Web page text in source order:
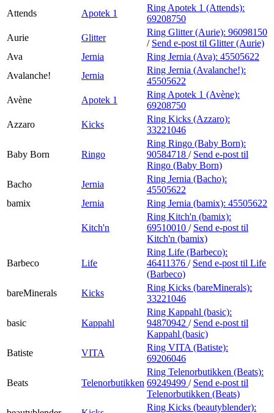
Attends
Apotek 1
Ring Apotek 1 (Attends):
69208750
Aurie
Glitter
Ring Glitter (Aurie): 96098150
/ Send e-post til Glitter (Aurie)
Ava
Jernia Ring Jernia (Ava): 45505622
Avalanche!
Jernia
Ring Jernia (Avalanche!):
45505622
Avène
Apotek 1
Ring Apotek 1 (Avène):
69208750
Azzaro
Kicks
Ring Kicks (Azzaro):
33221046
Baby Born Ringo
Ring Ringo (Baby Born):
90584718 / Send e-post til
Ringo (Baby Born)
Bacho
Jernia
Ring Jernia (Bacho):
45505622
bamix
Jernia Ring Jernia (bamix): 45505622
Kitch'n
Ring Kitch'n (bamix):
69510010 / Send e-post til
Kitch'n (bamix)
Barbeco Life
Ring Life (Barbeco):
46411376 / Send e-post til Life
(Barbeco)
bareMinerals
Kicks
Ring Kicks (bareMinerals):
33221046
basic Kappahl
Ring Kappahl (basic):
94870942 / Send e-post til
Kappahl (basic)
Batiste
VITA
Ring VITA (Batiste):
69206046
Beats Telenorbutikken
Ring Telenorbutikken (Beats):
69249499 / Send e-post til
Telenorbutikken (Beats)
Ring Kicks (beautyblender):